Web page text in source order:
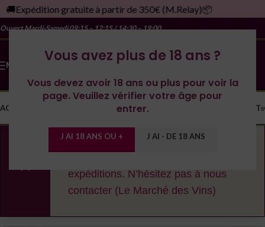
Vous avez plus de 18 ans ?
Vous devez avoir 18 ans ou plus pour voir la
page. Veuillez vérifier votre âge pour
entrer.
J AI 18 ANS OU + J AI - DE 18 ANS
gratuite à partir de 350€ (M.Relay)📦
Ouvert Mardi-Samedi09:15 – 12:15 / 14:30 – 19:00
MENU
ACCUEIL LES DOMAINESYONNE CONTACT
En cas de fortes chaleurs, nous nous
expéditions. N’hésitez pas à nous
contacter (Le Marché des Vins)